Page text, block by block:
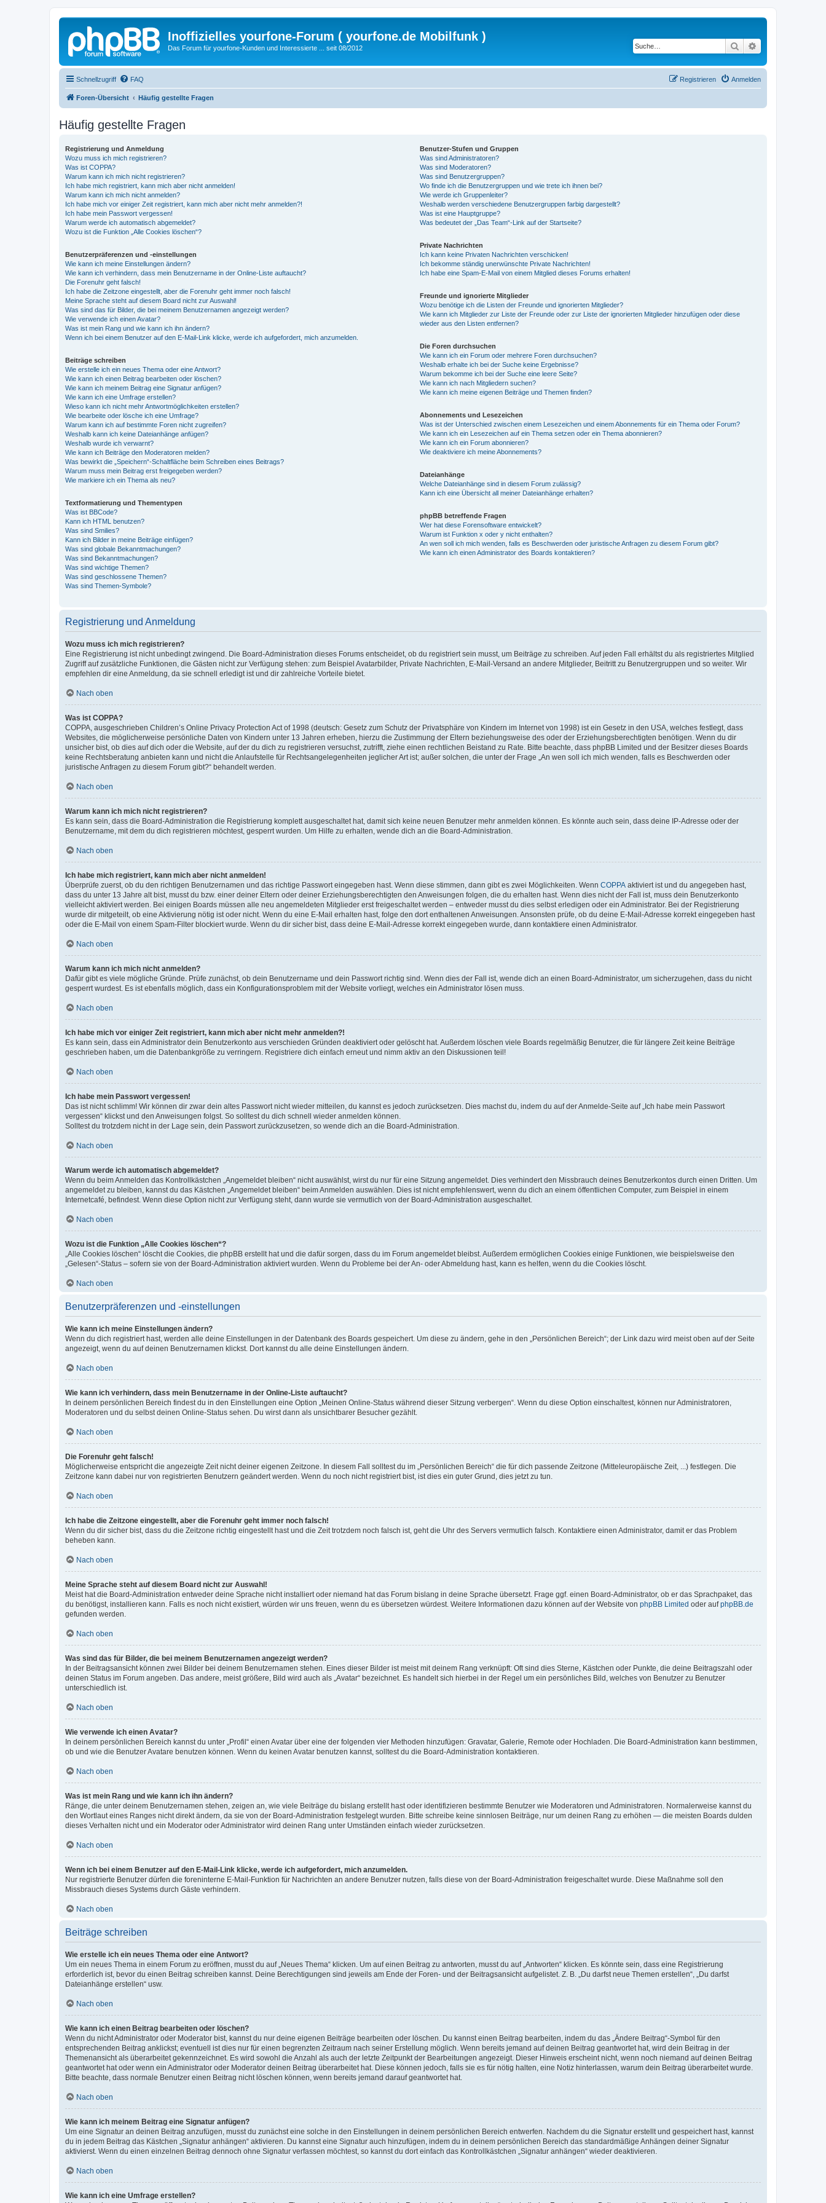
Inoffizielles yourfone-Forum ( yourfone.de Mobilfunk )
Das Forum für yourfone-Kunden und Interessierte ... seit 08/2012 Suche
Schnellzugriff FAQ Anmelden
Registrieren
Foren-Übersicht Häufig gestellte Fragen
Häufig gestellte Fragen
Registrierung und Anmeldung
Wozu muss ich mich registrieren?
Was ist COPPA?
Warum kann ich mich nicht registrieren?
Ich habe mich registriert, kann mich aber nicht anmelden!
Warum kann ich mich nicht anmelden?
Ich habe mich vor einiger Zeit registriert, kann mich aber nicht mehr anmelden?!
Ich habe mein Passwort vergessen!
Warum werde ich automatisch abgemeldet?
Wozu ist die Funktion „Alle Cookies löschen“?
Benutzerpräferenzen und -einstellungen
Wie kann ich meine Einstellungen ändern?
Wie kann ich verhindern, dass mein Benutzername in der Online-Liste auftaucht?
Die Forenuhr geht falsch!
Ich habe die Zeitzone eingestellt, aber die Forenuhr geht immer noch falsch!
Meine Sprache steht auf diesem Board nicht zur Auswahl!
Was sind das für Bilder, die bei meinem Benutzernamen angezeigt werden?
Wie verwende ich einen Avatar?
Was ist mein Rang und wie kann ich ihn ändern?
Wenn ich bei einem Benutzer auf den E-Mail-Link klicke, werde ich aufgefordert, mich anzumelden.
Beiträge schreiben
Wie erstelle ich ein neues Thema oder eine Antwort?
Wie kann ich einen Beitrag bearbeiten oder löschen?
Wie kann ich meinem Beitrag eine Signatur anfügen?
Wie kann ich eine Umfrage erstellen?
Wieso kann ich nicht mehr Antwortmöglichkeiten erstellen?
Wie bearbeite oder lösche ich eine Umfrage?
Warum kann ich auf bestimmte Foren nicht zugreifen?
Weshalb kann ich keine Dateianhänge anfügen?
Weshalb wurde ich verwarnt?
Wie kann ich Beiträge den Moderatoren melden?
Was bewirkt die „Speichern“-Schaltfläche beim Schreiben eines Beitrags?
Warum muss mein Beitrag erst freigegeben werden?
Wie markiere ich ein Thema als neu?
Textformatierung und Thementypen
Was ist BBCode?
Kann ich HTML benutzen?
Was sind Smilies?
Kann ich Bilder in meine Beiträge einfügen?
Was sind globale Bekanntmachungen?
Was sind Bekanntmachungen?
Was sind wichtige Themen?
Was sind geschlossene Themen?
Was sind Themen-Symbole?
Benutzer-Stufen und Gruppen
Was sind Administratoren?
Was sind Moderatoren?
Was sind Benutzergruppen?
Wo finde ich die Benutzergruppen und wie trete ich ihnen bei?
Wie werde ich Gruppenleiter?
Weshalb werden verschiedene Benutzergruppen farbig dargestellt?
Was ist eine Hauptgruppe?
Was bedeutet der „Das Team“-Link auf der Startseite?
Private Nachrichten
Ich kann keine Privaten Nachrichten verschicken!
Ich bekomme ständig unerwünschte Private Nachrichten!
Ich habe eine Spam-E-Mail von einem Mitglied dieses Forums erhalten!
Freunde und ignorierte Mitglieder
Wozu benötige ich die Listen der Freunde und ignorierten Mitglieder?
Wie kann ich Mitglieder zur Liste der Freunde oder zur Liste der ignorierten Mitglieder hinzufügen oder diese
wieder aus den Listen entfernen?
Die Foren durchsuchen
Wie kann ich ein Forum oder mehrere Foren durchsuchen?
Weshalb erhalte ich bei der Suche keine Ergebnisse?
Warum bekomme ich bei der Suche eine leere Seite?
Wie kann ich nach Mitgliedern suchen?
Wie kann ich meine eigenen Beiträge und Themen finden?
Abonnements und Lesezeichen
Was ist der Unterschied zwischen einem Lesezeichen und einem Abonnements für ein Thema oder Forum?
Wie kann ich ein Lesezeichen auf ein Thema setzen oder ein Thema abonnieren?
Wie kann ich ein Forum abonnieren?
Wie deaktiviere ich meine Abonnements?
Dateianhänge
Welche Dateianhänge sind in diesem Forum zulässig?
Kann ich eine Übersicht all meiner Dateianhänge erhalten?
phpBB betreffende Fragen
Wer hat diese Forensoftware entwickelt?
Warum ist Funktion x oder y nicht enthalten?
An wen soll ich mich wenden, falls es Beschwerden oder juristische Anfragen zu diesem Forum gibt?
Wie kann ich einen Administrator des Boards kontaktieren?
Registrierung und Anmeldung
Wozu muss ich mich registrieren?
Eine Registrierung ist nicht unbedingt zwingend. Die Board-Administration dieses Forums entscheidet, ob du registriert sein musst, um Beiträge zu schreiben. Auf jeden Fall erhältst du als registriertes Mitglied
Zugriff auf zusätzliche Funktionen, die Gästen nicht zur Verfügung stehen: zum Beispiel Avatarbilder, Private Nachrichten, E-Mail-Versand an andere Mitglieder, Beitritt zu Benutzergruppen und so weiter. Wir
empfehlen dir eine Anmeldung, da sie schnell erledigt ist und dir zahlreiche Vorteile bietet.
Nach oben
Was ist COPPA?
COPPA, ausgeschrieben Children’s Online Privacy Protection Act of 1998 (deutsch: Gesetz zum Schutz der Privatsphäre von Kindern im Internet von 1998) ist ein Gesetz in den USA, welches festlegt, dass
Websites, die möglicherweise persönliche Daten von Kindern unter 13 Jahren erheben, hierzu die Zustimmung der Eltern beziehungsweise des oder der Erziehungsberechtigten benötigen. Wenn du dir
unsicher bist, ob dies auf dich oder die Website, auf der du dich zu registrieren versuchst, zutrifft, ziehe einen rechtlichen Beistand zu Rate. Bitte beachte, dass phpBB Limited und der Besitzer dieses Boards
keine Rechtsberatung anbieten kann und nicht die Anlaufstelle für Rechtsangelegenheiten jeglicher Art ist; außer solchen, die unter der Frage „An wen soll ich mich wenden, falls es Beschwerden oder
juristische Anfragen zu diesem Forum gibt?“ behandelt werden.
Nach oben
Warum kann ich mich nicht registrieren?
Es kann sein, dass die Board-Administration die Registrierung komplett ausgeschaltet hat, damit sich keine neuen Benutzer mehr anmelden können. Es könnte auch sein, dass deine IP-Adresse oder der
Benutzername, mit dem du dich registrieren möchtest, gesperrt wurden. Um Hilfe zu erhalten, wende dich an die Board-Administration.
Nach oben
Ich habe mich registriert, kann mich aber nicht anmelden!
Überprüfe zuerst, ob du den richtigen Benutzernamen und das richtige Passwort eingegeben hast. Wenn diese stimmen, dann gibt es zwei Möglichkeiten. Wenn COPPA aktiviert ist und du angegeben hast,
dass du unter 13 Jahre alt bist, musst du bzw. einer deiner Eltern oder deiner Erziehungsberechtigten den Anweisungen folgen, die du erhalten hast. Wenn dies nicht der Fall ist, muss dein Benutzerkonto
vielleicht aktiviert werden. Bei einigen Boards müssen alle neu angemeldeten Mitglieder erst freigeschaltet werden – entweder musst du dies selbst erledigen oder ein Administrator. Bei der Registrierung
wurde dir mitgeteilt, ob eine Aktivierung nötig ist oder nicht. Wenn du eine E-Mail erhalten hast, folge den dort enthaltenen Anweisungen. Ansonsten prüfe, ob du deine E-Mail-Adresse korrekt eingegeben hast
oder die E-Mail von einem Spam-Filter blockiert wurde. Wenn du dir sicher bist, dass deine E-Mail-Adresse korrekt eingegeben wurde, dann kontaktiere einen Administrator.
Nach oben
Warum kann ich mich nicht anmelden?
Dafür gibt es viele mögliche Gründe. Prüfe zunächst, ob dein Benutzername und dein Passwort richtig sind. Wenn dies der Fall ist, wende dich an einen Board-Administrator, um sicherzugehen, dass du nicht
gesperrt wurdest. Es ist ebenfalls möglich, dass ein Konfigurationsproblem mit der Website vorliegt, welches ein Administrator lösen muss.
Nach oben
Ich habe mich vor einiger Zeit registriert, kann mich aber nicht mehr anmelden?!
Es kann sein, dass ein Administrator dein Benutzerkonto aus verschieden Gründen deaktiviert oder gelöscht hat. Außerdem löschen viele Boards regelmäßig Benutzer, die für längere Zeit keine Beiträge
geschrieben haben, um die Datenbankgröße zu verringern. Registriere dich einfach erneut und nimm aktiv an den Diskussionen teil!
Nach oben
Ich habe mein Passwort vergessen!
Das ist nicht schlimm! Wir können dir zwar dein altes Passwort nicht wieder mitteilen, du kannst es jedoch zurücksetzen. Dies machst du, indem du auf der Anmelde-Seite auf „Ich habe mein Passwort
vergessen“ klickst und den Anweisungen folgst. So solltest du dich schnell wieder anmelden können.
Solltest du trotzdem nicht in der Lage sein, dein Passwort zurückzusetzen, so wende dich an die Board-Administration.
Nach oben
Warum werde ich automatisch abgemeldet?
Wenn du beim Anmelden das Kontrollkästchen „Angemeldet bleiben“ nicht auswählst, wirst du nur für eine Sitzung angemeldet. Dies verhindert den Missbrauch deines Benutzerkontos durch einen Dritten. Um
angemeldet zu bleiben, kannst du das Kästchen „Angemeldet bleiben“ beim Anmelden auswählen. Dies ist nicht empfehlenswert, wenn du dich an einem öffentlichen Computer, zum Beispiel in einem
Internetcafé, befindest. Wenn diese Option nicht zur Verfügung steht, dann wurde sie vermutlich von der Board-Administration ausgeschaltet.
Nach oben
Wozu ist die Funktion „Alle Cookies löschen“?
„Alle Cookies löschen“ löscht die Cookies, die phpBB erstellt hat und die dafür sorgen, dass du im Forum angemeldet bleibst. Außerdem ermöglichen Cookies einige Funktionen, wie beispielsweise den
„Gelesen“-Status – sofern sie von der Board-Administration aktiviert wurden. Wenn du Probleme bei der An- oder Abmeldung hast, kann es helfen, wenn du die Cookies löscht.
Nach oben
Benutzerpräferenzen und -einstellungen
Wie kann ich meine Einstellungen ändern?
Wenn du dich registriert hast, werden alle deine Einstellungen in der Datenbank des Boards gespeichert. Um diese zu ändern, gehe in den „Persönlichen Bereich“; der Link dazu wird meist oben auf der Seite
angezeigt, wenn du auf deinen Benutzernamen klickst. Dort kannst du alle deine Einstellungen ändern.
Nach oben
Wie kann ich verhindern, dass mein Benutzername in der Online-Liste auftaucht?
In deinem persönlichen Bereich findest du in den Einstellungen eine Option „Meinen Online-Status während dieser Sitzung verbergen“. Wenn du diese Option einschaltest, können nur Administratoren,
Moderatoren und du selbst deinen Online-Status sehen. Du wirst dann als unsichtbarer Besucher gezählt.
Nach oben
Die Forenuhr geht falsch!
Möglicherweise entspricht die angezeigte Zeit nicht deiner eigenen Zeitzone. In diesem Fall solltest du im „Persönlichen Bereich“ die für dich passende Zeitzone (Mitteleuropäische Zeit, ...) festlegen. Die
Zeitzone kann dabei nur von registrierten Benutzern geändert werden. Wenn du noch nicht registriert bist, ist dies ein guter Grund, dies jetzt zu tun.
Nach oben
Ich habe die Zeitzone eingestellt, aber die Forenuhr geht immer noch falsch!
Wenn du dir sicher bist, dass du die Zeitzone richtig eingestellt hast und die Zeit trotzdem noch falsch ist, geht die Uhr des Servers vermutlich falsch. Kontaktiere einen Administrator, damit er das Problem
beheben kann.
Nach oben
Meine Sprache steht auf diesem Board nicht zur Auswahl!
Meist hat die Board-Administration entweder deine Sprache nicht installiert oder niemand hat das Forum bislang in deine Sprache übersetzt. Frage ggf. einen Board-Administrator, ob er das Sprachpaket, das
du benötigst, installieren kann. Falls es noch nicht existiert, würden wir uns freuen, wenn du es übersetzen würdest. Weitere Informationen dazu können auf der Website von phpBB Limited oder aufphpBB.de
gefunden werden.
Nach oben
Was sind das für Bilder, die bei meinem Benutzernamen angezeigt werden?
In der Beitragsansicht können zwei Bilder bei deinem Benutzernamen stehen. Eines dieser Bilder ist meist mit deinem Rang verknüpft: Oft sind dies Sterne, Kästchen oder Punkte, die deine Beitragszahl oder
deinen Status im Forum angeben. Das andere, meist größere, Bild wird auch als „Avatar“ bezeichnet. Es handelt sich hierbei in der Regel um ein persönliches Bild, welches von Benutzer zu Benutzer
unterschiedlich ist.
Nach oben
Wie verwende ich einen Avatar?
In deinem persönlichen Bereich kannst du unter „Profil“ einen Avatar über eine der folgenden vier Methoden hinzufügen: Gravatar, Galerie, Remote oder Hochladen. Die Board-Administration kann bestimmen,
ob und wie die Benutzer Avatare benutzen können. Wenn du keinen Avatar benutzen kannst, solltest du die Board-Administration kontaktieren.
Nach oben
Was ist mein Rang und wie kann ich ihn ändern?
Ränge, die unter deinem Benutzernamen stehen, zeigen an, wie viele Beiträge du bislang erstellt hast oder identifizieren bestimmte Benutzer wie Moderatoren und Administratoren. Normalerweise kannst du
den Wortlaut eines Ranges nicht direkt ändern, da sie von der Board-Administration festgelegt wurden. Bitte schreibe keine sinnlosen Beiträge, nur um deinen Rang zu erhöhen — die meisten Boards dulden
dieses Verhalten nicht und ein Moderator oder Administrator wird deinen Rang unter Umständen einfach wieder zurücksetzen.
Nach oben
Wenn ich bei einem Benutzer auf den E-Mail-Link klicke, werde ich aufgefordert, mich anzumelden.
Nur registrierte Benutzer dürfen die foreninterne E-Mail-Funktion für Nachrichten an andere Benutzer nutzen, falls diese von der Board-Administration freigeschaltet wurde. Diese Maßnahme soll den
Missbrauch dieses Systems durch Gäste verhindern.
Nach oben
Beiträge schreiben
Wie erstelle ich ein neues Thema oder eine Antwort?
Um ein neues Thema in einem Forum zu eröffnen, musst du auf „Neues Thema“ klicken. Um auf einen Beitrag zu antworten, musst du auf „Antworten“ klicken. Es könnte sein, dass eine Registrierung
erforderlich ist, bevor du einen Beitrag schreiben kannst. Deine Berechtigungen sind jeweils am Ende der Foren- und der Beitragsansicht aufgelistet. Z. B. „Du darfst neue Themen erstellen“, „Du darfst
Dateianhänge erstellen“ usw.
Nach oben
Wie kann ich einen Beitrag bearbeiten oder löschen?
Wenn du nicht Administrator oder Moderator bist, kannst du nur deine eigenen Beiträge bearbeiten oder löschen. Du kannst einen Beitrag bearbeiten, indem du das „Ändere Beitrag“-Symbol für den
entsprechenden Beitrag anklickst; eventuell ist dies nur für einen begrenzten Zeitraum nach seiner Erstellung möglich. Wenn bereits jemand auf deinen Beitrag geantwortet hat, wird dein Beitrag in der
Themenansicht als überarbeitet gekennzeichnet. Es wird sowohl die Anzahl als auch der letzte Zeitpunkt der Bearbeitungen angezeigt. Dieser Hinweis erscheint nicht, wenn noch niemand auf deinen Beitrag
geantwortet hat oder wenn ein Administrator oder Moderator deinen Beitrag überarbeitet hat. Diese können jedoch, falls sie es für nötig halten, eine Notiz hinterlassen, warum dein Beitrag überarbeitet wurde.
Bitte beachte, dass normale Benutzer einen Beitrag nicht löschen können, wenn bereits jemand darauf geantwortet hat.
Nach oben
Wie kann ich meinem Beitrag eine Signatur anfügen?
Um eine Signatur an deinen Beitrag anzufügen, musst du zunächst eine solche in den Einstellungen in deinem persönlichen Bereich entwerfen. Nachdem du die Signatur erstellt und gespeichert hast, kannst
du in jedem Beitrag das Kästchen „Signatur anhängen“ aktivieren. Du kannst eine Signatur auch hinzufügen, indem du in deinem persönlichen Bereich das standardmäßige Anhängen deiner Signatur
aktivierst. Wenn du einen einzelnen Beitrag dennoch ohne Signatur verfassen möchtest, so kannst du dort einfach das Kontrollkästchen „Signatur anhängen“ wieder deaktivieren.
Nach oben
Wie kann ich eine Umfrage erstellen?